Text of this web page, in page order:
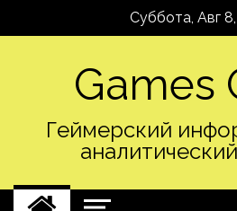
Суббота, Авг
Games
Геймерский